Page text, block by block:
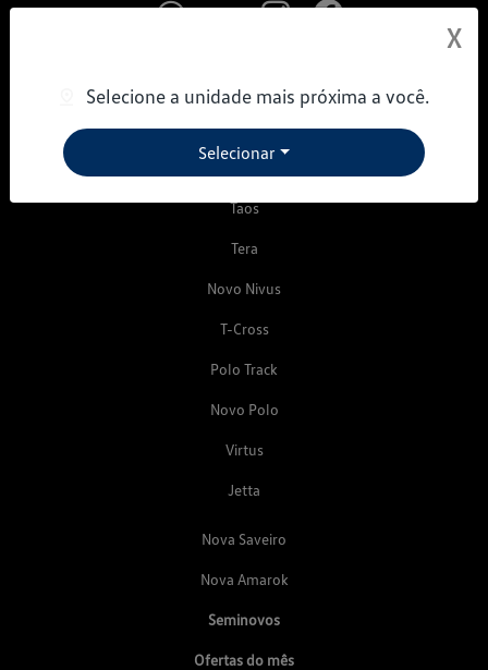
Novos
Taos
Tera
Novo Nivus
T-Cross
Polo Track
Novo Polo
Virtus
Jetta
Nova Saveiro
Nova Amarok
Seminovos
Ofertas do mês
X
Selecione a unidade mais próxima a você.
Selecionar